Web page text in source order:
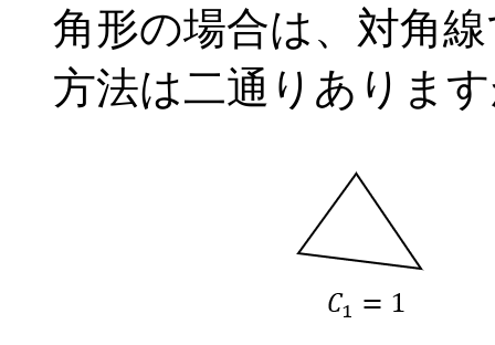
角形の場合は、対角
方法は二通りありま